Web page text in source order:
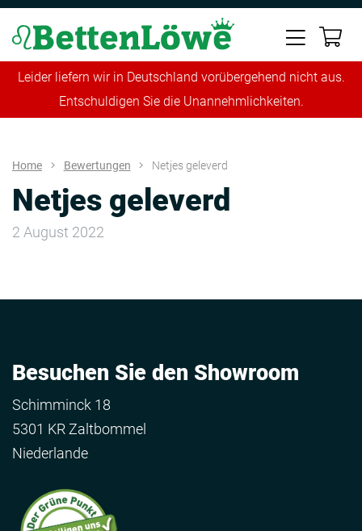
Leider liefern wir in Deutschland vorübergehend nicht aus.
Entschuldigen Sie die Unannehmlichkeiten.
Home Bewertungen Netjes geleverd
Netjes geleverd
2 August 2022
Besuchen Sie den Showroom
Schimminck 18
5301 KR Zaltbommel
Niederlande